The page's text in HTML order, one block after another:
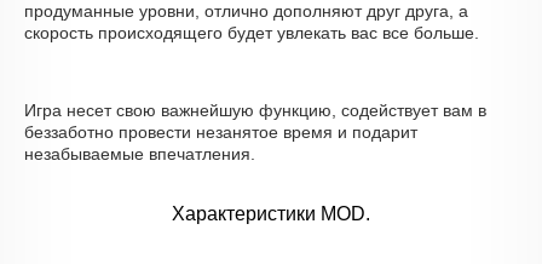
продуманные уровни, отлично дополняют друг друга, а
скорость происходящего будет увлекать вас все больше.
Игра несет свою важнейшую функцию, содействует вам в
беззаботно провести незанятое время и подарит
незабываемые впечатления.
Характеристики MOD.